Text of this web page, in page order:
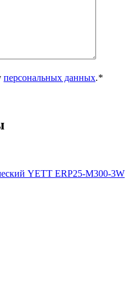
персональных данных.*
YETT ERP25-M300-3W